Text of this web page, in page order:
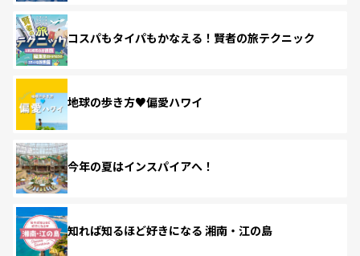
コスパもタイパもかなえる！賢者の旅テクニック
地球の歩き方♥偏愛ハワイ
今年の夏はインスパイアへ！
知れば知るほど好きになる 湘南・江の島